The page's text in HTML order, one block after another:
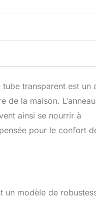
transparent est un
de la maison.
ainsi se nourrir à
pour le confort
un modèle de